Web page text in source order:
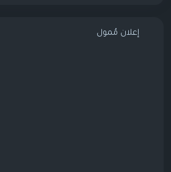
إعلان مُمول